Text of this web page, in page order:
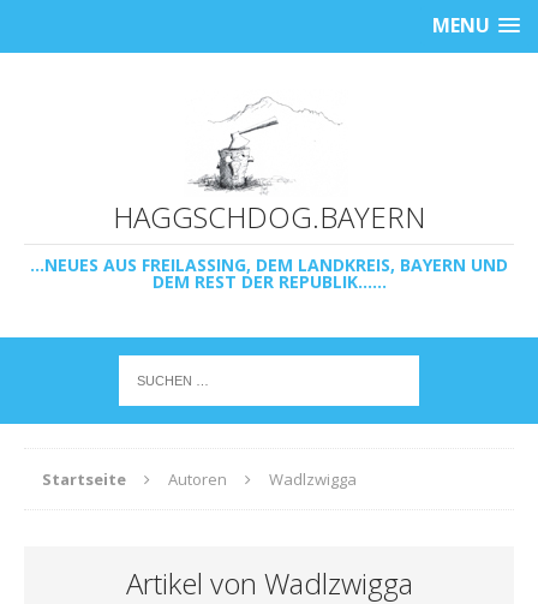
MENU
HAGGSCHDOG.BAYERN
...NEUES AUS FREILASSING, DEM LANDKREIS, BAYERN UND
DEM REST DER REPUBLIK......
Startseite Autoren Wadlzwigga
Artikel von Wadlzwigga